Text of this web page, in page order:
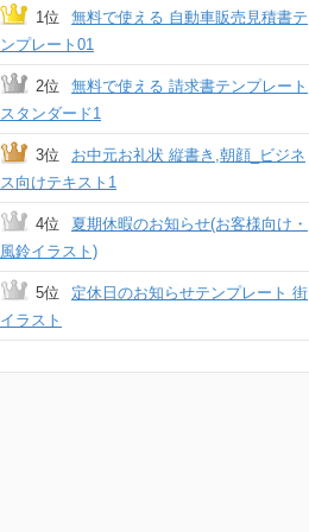
1位
無料で使える 自動車販売見積書テ
ンプレート01
2位
無料で使える 請求書テンプレート|
スタンダード1
3位
お中元お礼状 縦書き,朝顔_ビジネ
ス向けテキスト1
4位
夏期休暇のお知らせ(お客様向け・
風鈴イラスト)
5位
定休日のお知らせテンプレート 街
イラスト